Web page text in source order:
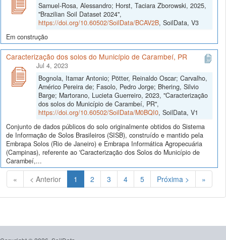
Samuel-Rosa, Alessandro; Horst, Taciara Zborowski, 2025,
"Brazilian Soil Dataset 2024",
https://doi.org/10.60502/SoilData/BCAV2B, SoilData, V3
Em construção
Caracterização dos solos do Município de Carambeí, PR
Jul 4, 2023
Bognola, Itamar Antonio; Pötter, Reinaldo Oscar; Carvalho,
Américo Pereira de; Fasolo, Pedro Jorge; Bhering, Silvio
Barge; Martorano, Lucieta Guerreiro, 2023, "Caracterização
dos solos do Município de Carambeí, PR",
https://doi.org/10.60502/SoilData/M0BQI0, SoilData, V1
Conjunto de dados públicos do solo originalmente obtidos do Sistema
de Informação de Solos Brasileiros (SISB), construído e mantido pela
Embrapa Solos (Rio de Janeiro) e Embrapa Informática Agropecuária
(Campinas), referente ao 'Caracterização dos Solos do Município de
Carambeí,...
« < Anterior 1 (Atual)
2 3 4 5 Próxima > »